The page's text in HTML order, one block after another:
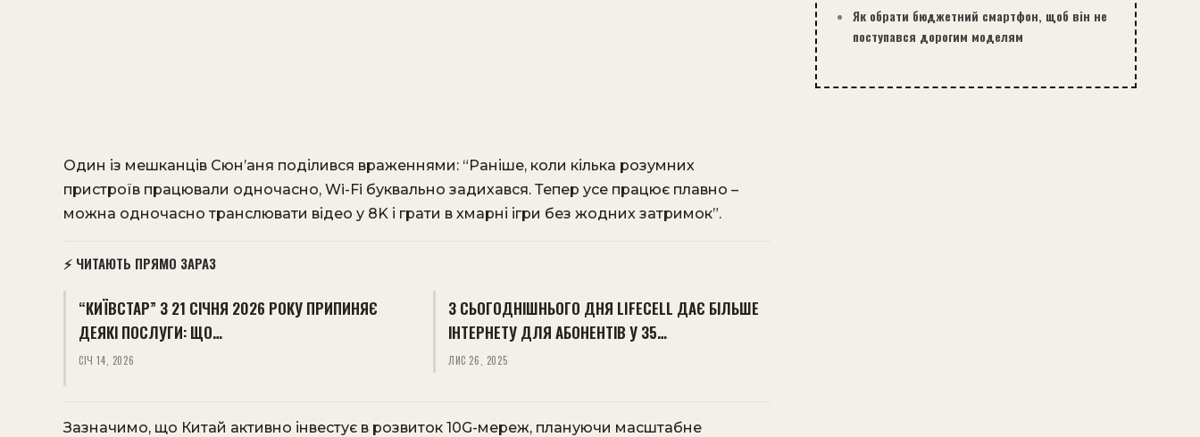
Один із мешканців Сюн’аня поділився враженнями: “Раніше, коли кілька розумних
пристроїв працювали одночасно, Wi-Fi буквально задихався. Тепер усе працює плавно –
можна одночасно транслювати відео у 8K і грати в хмарні ігри без жодних затримок”.
⚡ ЧИТАЮТЬ ПРЯМО ЗАРАЗ
“КИЇВСТАР” З 21 СІЧНЯ 2026 РОКУ ПРИПИНЯЄ
ДЕЯКІ ПОСЛУГИ: ЩО…
СІЧ 14, 2026
З СЬОГОДНІШНЬОГО ДНЯ LIFECELL ДАЄ БІЛЬШЕ
ІНТЕРНЕТУ ДЛЯ АБОНЕНТІВ У 35…
ЛИС 26, 2025
Зазначимо, що Китай активно інвестує в розвиток 10G-мереж, плануючи масштабне
Як обрати бюджетний смартфон, щоб він не
поступався дорогим моделям